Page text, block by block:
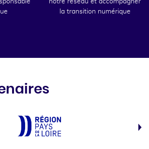
la transition numérique